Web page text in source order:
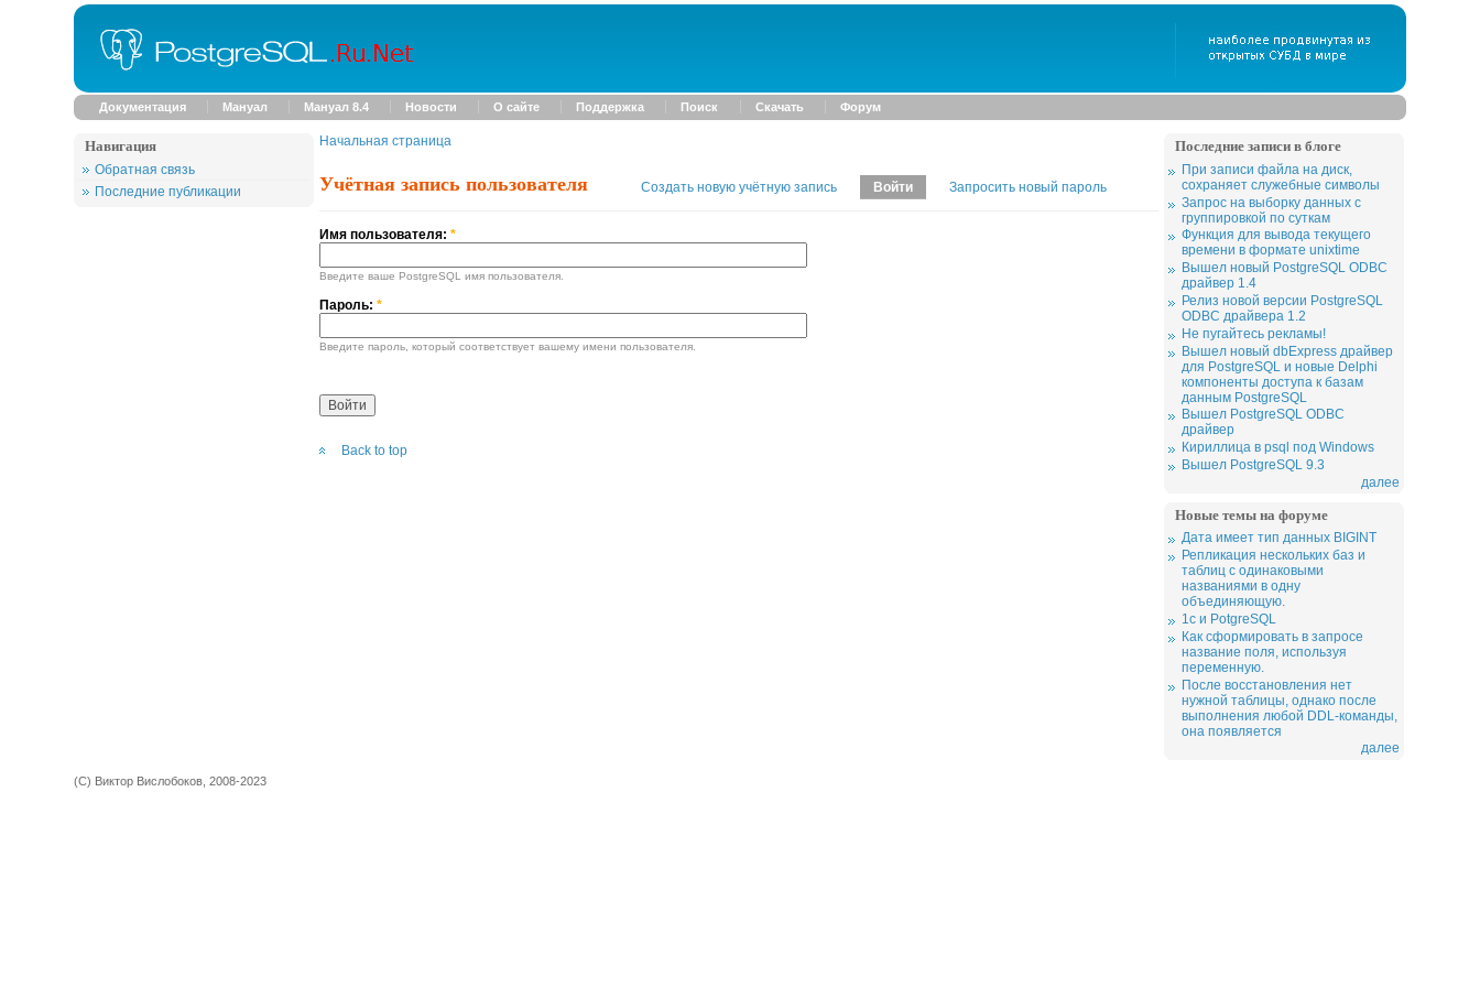
Документация Мануал Мануал 8.4 Новости О сайте Поддержка Поиск Скачать Форум
Навигация
Обратная связь
Последние публикации
Начальная страница
Учётная запись пользователя Создать новую учётную запись Войти Запросить новый пароль
Имя пользователя: *
Введите ваше PostgreSQL имя пользователя.
Пароль: *
Введите пароль, который соответствует вашему имени пользователя.
Back to top
Последние записи в блоге
При записи файла на диск,
сохраняет служебные символы
Запрос на выборку данных с
группировкой по суткам
Функция для вывода текущего
времени в формате unixtime
Вышел новый PostgreSQL ODBC
драйвер 1.4
Релиз новой версии PostgreSQL
ODBC драйвера 1.2
Не пугайтесь рекламы!
Вышел новый dbExpress драйвер
для PostgreSQL и новые Delphi
компоненты доступа к базам
данным PostgreSQL
Вышел PostgreSQL ODBC
драйвер
Кириллица в psql под Windows
Вышел PostgreSQL 9.3
далее
Новые темы на форуме
Дата имеет тип данных BIGINT
Репликация нескольких баз и
таблиц с одинаковыми
названиями в одну
объединяющую.
1c и PotgreSQL
Как сформировать в запросе
название поля, используя
переменную.
После восстановления нет
нужной таблицы, однако после
выполнения любой DDL-команды,
она появляется
далее
(С) Виктор Вислобоков, 2008-2023